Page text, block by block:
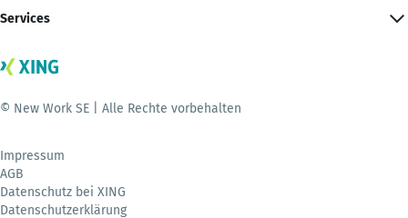
Services
© New Work SE | Alle Rechte vorbehalten
Impressum
AGB
Datenschutz bei XING
Datenschutzerklärung